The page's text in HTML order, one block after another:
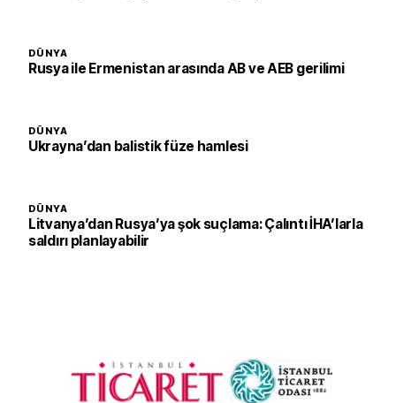
DÜNYA
Rusya ile Ermenistan arasında AB ve AEB gerilimi
DÜNYA
Ukrayna’dan balistik füze hamlesi
DÜNYA
Litvanya’dan Rusya’ya şok suçlama: Çalıntı İHA’larla
saldırı planlayabilir